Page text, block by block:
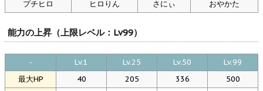
プチヒロ
ヒロりん さにぃ おやかた
能力の上昇（上限レベル：Lv99）
- Lv.1 Lv.25 Lv.50
Lv.99
最大HP
40 205 336
500